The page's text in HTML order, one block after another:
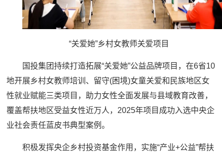
“关爱她”乡村女教师关爱项目
国投集团持续打造拓展“关爱她”公益品牌项目，在6省10
地开展乡村女教师培训、留守(困境)女童关爱和民族地区女
性就业赋能三类项目，助力女性全面发展与县域教育改善，
覆盖帮扶地区受益女性近万人，2025年项目成功入选中央企
业社会责任蓝皮书典型案例。
积极发挥央企乡村投资基金作用，实施“产业+公益”帮扶